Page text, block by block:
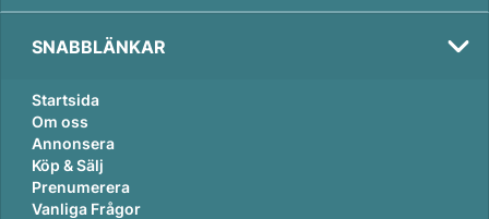
SNABBLÄNKAR
Startsida
Om oss
Annonsera
Köp & Sälj
Prenumerera
Vanliga Frågor